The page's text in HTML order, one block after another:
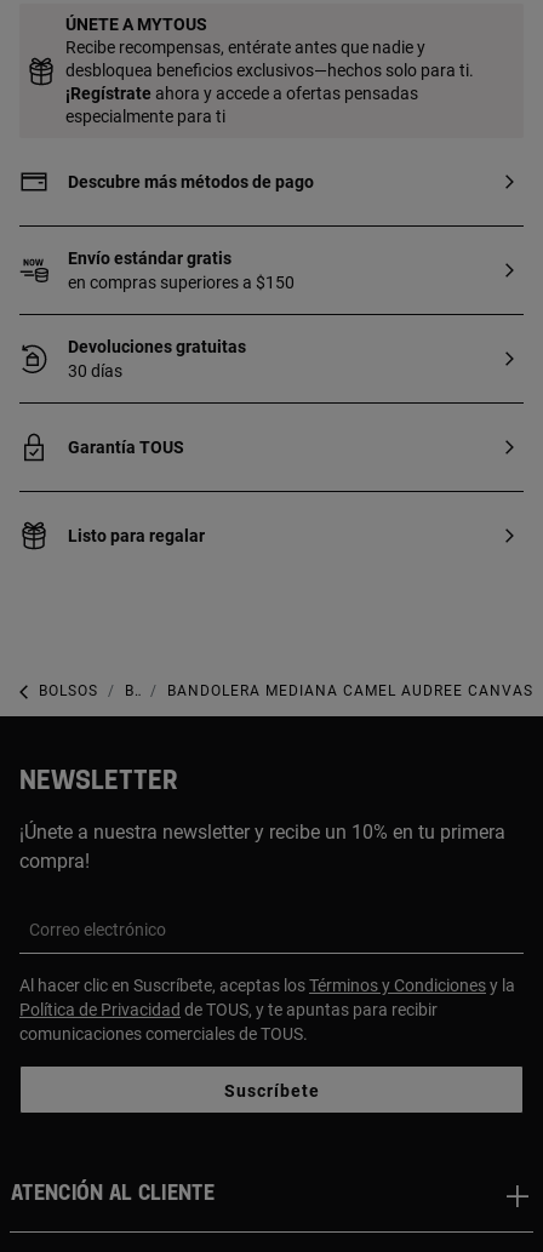
hombro extraíble y asa bandolera
ajustable y extraíble. Medidas (alto x
ancho x fondo): 18 x 25 x 11 cm.
ÚNETE A MYTOUS
Recibe recompensas, entérate antes que nadie y
desbloquea beneficios exclusivos—hechos solo para ti.
¡Regístrate ahora y accede a ofertas pensadas
especialmente para ti
Descubre más métodos de pago
Envío estándar gratis
en compras superiores a $150
Devoluciones gratuitas
30 días
Garantía TOUS
Listo para regalar
BOLSOS BOLSOS MEDIANOS BANDOLERA MEDIANA CAMEL AUDREE CANVAS
NEWSLETTER
¡Únete a nuestra newsletter y recibe un 10% en tu primera
compra!
Correo electrónico
Al hacer clic en Suscríbete, aceptas losTérminos y Condicionesy la
Política de Privacidad de TOUS, y te apuntas para recibir
comunicaciones comerciales de TOUS.
Suscríbete
Atención al cliente